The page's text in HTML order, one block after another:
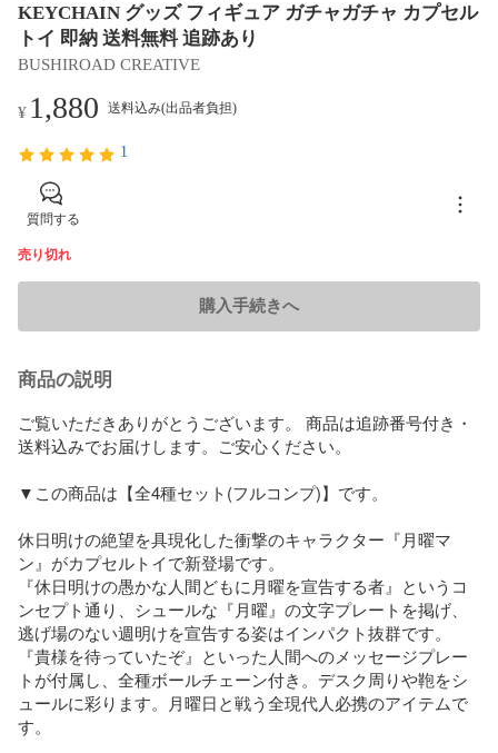
KEYCHAIN グッズ フィギュア ガチャガチャ カプセル
トイ 即納 送料無料 追跡あり
BUSHIROAD CREATIVE
¥ 1,880 送料込み(出品者負担)
1
質問する
売り切れ
購入手続きへ
商品の説明
ご覧いただきありがとうございます。 商品は追跡番号付き・
送料込みでお届けします。ご安心ください。
▼この商品は【全4種セット(フルコンプ)】です。
休日明けの絶望を具現化した衝撃のキャラクター『月曜マ
ン』がカプセルトイで新登場です。
『休日明けの愚かな人間どもに月曜を宣告する者』というコ
ンセプト通り、シュールな『月曜』の文字プレートを掲げ、
逃げ場のない週明けを宣告する姿はインパクト抜群です。
『貴様を待っていたぞ』といった人間へのメッセージプレー
トが付属し、全種ボールチェーン付き。デスク周りや鞄をシ
ュールに彩ります。月曜日と戦う全現代人必携のアイテムで
す。